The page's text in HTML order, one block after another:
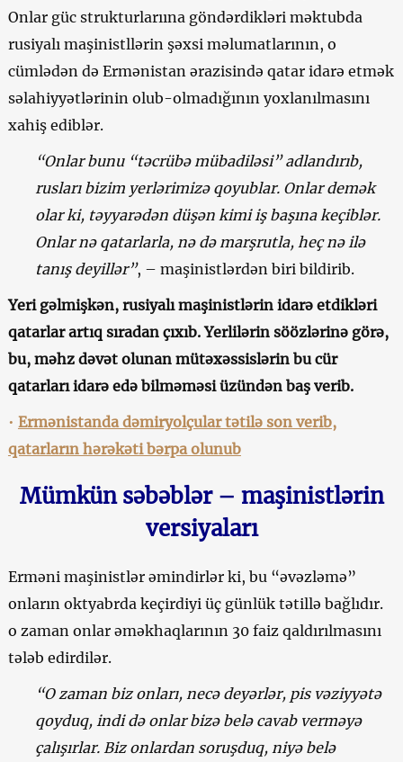
Onlar güc strukturlarıına göndərdikləri məktubda
rusiyalı maşinistllərin şəxsi məlumatlarının, o
cümlədən də Ermənistan ərazisində qatar idarə etmək
səlahiyyətlərinin olub-olmadığının yoxlanılmasını
xahiş ediblər.
“Onlar bunu “təcrübə mübadiləsi” adlandırıb,
rusları bizim yerlərimizə qoyublar. Onlar demək
olar ki, təyyarədən düşən kimi iş başına keçiblər.
Onlar nə qatarlarla, nə də marşrutla, heç nə ilə
tanış deyillər”, – maşinistlərdən biri bildirib.
Yeri gəlmişkən, rusiyalı maşinistlərin idarə etdikləri
qatarlar artıq sıradan çıxıb. Yerlilərin söözlərinə görə,
bu, məhz dəvət olunan mütəxəssislərin bu cür
qatarları idarə edə bilməməsi üzündən baş verib.
• Ermənistanda dəmiryolçular tətilə son verib,
qatarların hərəkəti bərpa olunub
Mümkün səbəblər – maşinistlərin
versiyaları
Erməni maşinistlər əmindirlər ki, bu “əvəzləmə”
onların oktyabrda keçirdiyi üç günlük tətillə bağlıdır.
o zaman onlar əməkhaqlarının 30 faiz qaldırılmasını
tələb edirdilər.
“O zaman biz onları, necə deyərlər, pis vəziyyətə
qoyduq, indi də onlar bizə belə cavab verməyə
çalışırlar. Biz onlardan soruşduq, niyə belə